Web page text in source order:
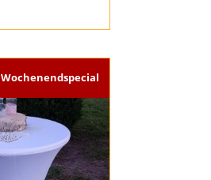
Wochenendspecial